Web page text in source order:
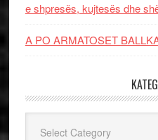
e shpresës, kujtesës dhe
A PO ARMATOSET